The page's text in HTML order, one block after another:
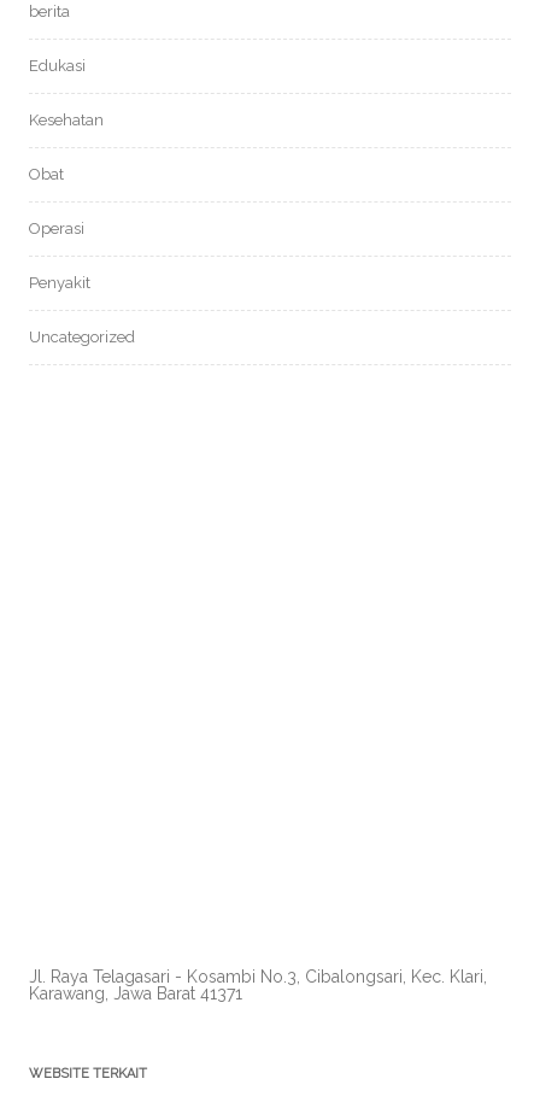
berita
Edukasi
Kesehatan
Obat
Operasi
Penyakit
Uncategorized
Jl. Raya Telagasari - Kosambi No.3, Cibalongsari, Kec. Klari,
Karawang, Jawa Barat 41371
WEBSITE TERKAIT